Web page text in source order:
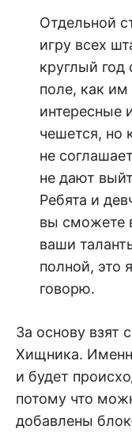
Отдельной
игру всех
круглый год
поле, как
интересные
чешется, но
не
не дают
Ребята и
вы сможете
ваши
полной, это
говорю.
За основу взят
Хищника.
и будет
потому что
добавлены